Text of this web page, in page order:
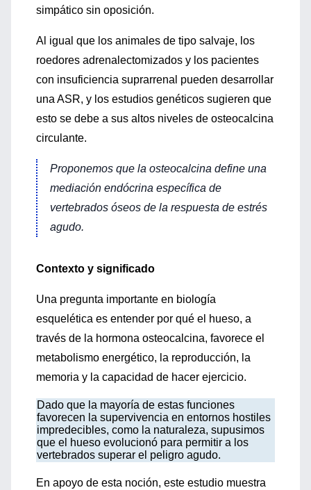
simpático sin oposición.
Al igual que los animales de tipo salvaje, los
roedores adrenalectomizados y los pacientes
con insuficiencia suprarrenal pueden desarrollar
una ASR, y los estudios genéticos sugieren que
esto se debe a sus altos niveles de osteocalcina
circulante.
Proponemos que la osteocalcina define una
mediación endócrina específica de
vertebrados óseos de la respuesta de estrés
agudo.
Contexto y significado
Una pregunta importante en biología
esquelética es entender por qué el hueso, a
través de la hormona osteocalcina, favorece el
metabolismo energético, la reproducción, la
memoria y la capacidad de hacer ejercicio.
Dado que la mayoría de estas funciones
favorecen la supervivencia en entornos hostiles
impredecibles, como la naturaleza, supusimos
que el hueso evolucionó para permitir a los
vertebrados superar el peligro agudo.
En apoyo de esta noción, este estudio muestra